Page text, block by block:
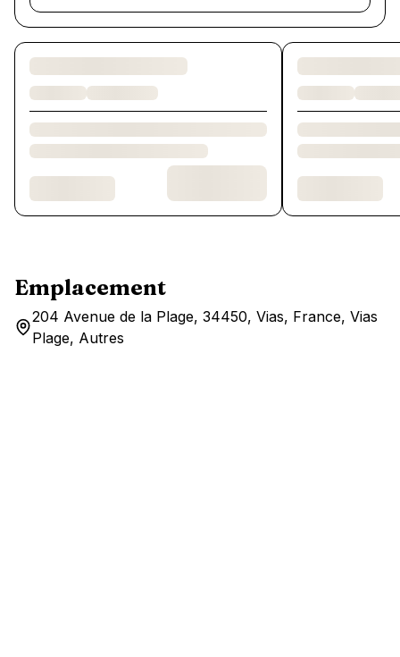
Chargement des chambres et des formules…
Emplacement
204 Avenue de la Plage, 34450, Vias, France, Vias
Plage, Autres